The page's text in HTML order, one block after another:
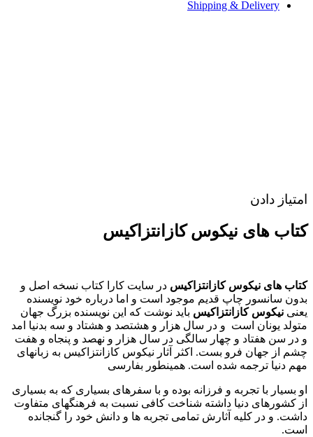
Shipping & Delivery
امتیاز دادن
کتاب های نیکوس کازانتزاکیس
کتاب های نیکوس کازانتزاکیس در سایت کارا کتاب نسخه اصل و
بدون سانسور چاپ قدیم موجود است و اما درباره خود نویسنده
یعنی نیکوس کازانتزاکیس باید نوشت که این نویسنده بزرگ جهان
متولد یونان است و در سال هزار و هشتصد و هشتاد و سه بدنیا امد
و در سن هفتاد و چهار سالگی در سال هزار و نهصد و پنجاه و هفت
چشم از جهان فرو بست. اکثر آثار نیکوس کازانتزاکیس به زبانهای
مهم دنیا ترجمه شده است. همینطور بفارسی
او بسیار با تجربه و فرزانه بوده و با سفرهای بسیاری که به بسیاری
از کشورهای دنیا داشته شناخت کافی نسبت به فرهنگهای متفاوت
داشت. و در کلیه آثارش تمامی تجربه ها و دانش خود را گنجانده
است.